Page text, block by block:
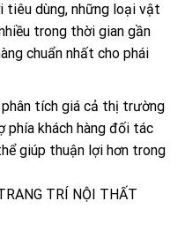
tiêu dùng, những loại vật
trong thời gian gần
chuẩn nhất cho phái
tích giá cả thị trường
phía khách hàng đối tác
giúp thuận lợi hơn trong